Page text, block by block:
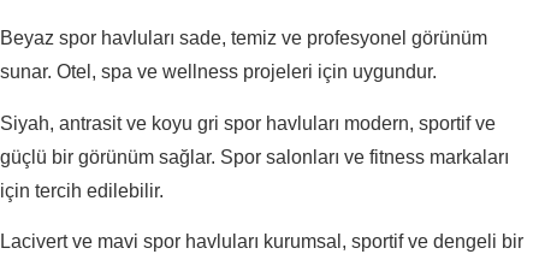
Beyaz spor havluları sade, temiz ve profesyonel görünüm
sunar. Otel, spa ve wellness projeleri için uygundur.
Siyah, antrasit ve koyu gri spor havluları modern, sportif ve
güçlü bir görünüm sağlar. Spor salonları ve fitness markaları
için tercih edilebilir.
Lacivert ve mavi spor havluları kurumsal, sportif ve dengeli bir